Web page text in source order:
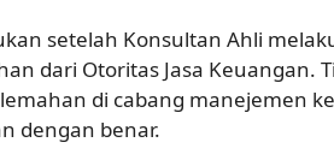
setelah Konsultan Ahli
dari Otoritas Jasa Keuangan.
di cabang manejemen
dengan benar.